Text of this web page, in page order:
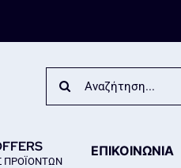
Search
ΠΡΟΪΟΝΤΩΝ
ΕΠΙΚΟΙΝΩΝΙΑ